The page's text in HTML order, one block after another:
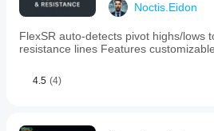
Noctis.Eidon
FlexSR auto‑detects pivot highs/lows
resistance lines Features
4.5 (4)